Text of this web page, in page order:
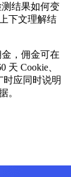
结果如何变
下文理解结
，佣金可在
天 Cookie、
时应同时说明
。